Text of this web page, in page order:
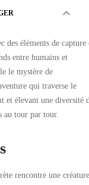
des éléments de capture
entre humains et
le mystère de
qui traverse le
et élevant une diversité
au tour par tour.
rencontre une créature